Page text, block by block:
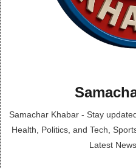
Samachar Khabar - Stay
Health, Politics, and Tech,
Latest